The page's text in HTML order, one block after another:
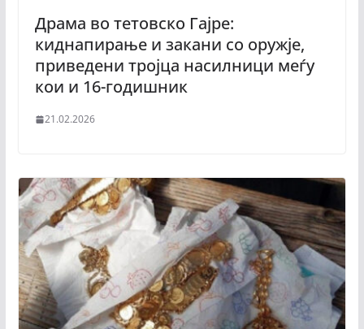
Драма во тетовско Гајре:
киднапирање и закани со оружје,
приведени тројца насилници меѓу
кои и 16-годишник
21.02.2026